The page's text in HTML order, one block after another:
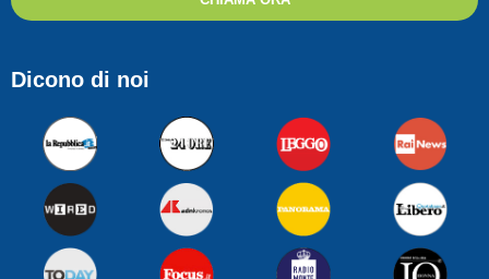
Dicono di noi